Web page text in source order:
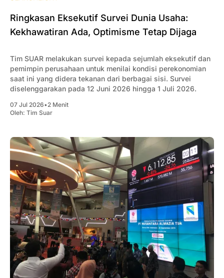
Ringkasan Eksekutif Survei Dunia Usaha:
Kekhawatiran Ada, Optimisme Tetap Dijaga
Tim SUAR melakukan survei kepada sejumlah eksekutif dan
pemimpin perusahaan untuk menilai kondisi perekonomian
saat ini yang didera tekanan dari berbagai sisi. Survei
diselenggarakan pada 12 Juni 2026 hingga 1 Juli 2026.
07 Jul 2026•2 Menit
Oleh: Tim Suar